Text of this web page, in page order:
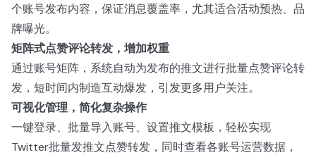
个账号发布内容，保证消息覆盖率，尤其适合活动预热、品
牌曝光。
矩阵式点赞评论转发，增加权重
通过账号矩阵，系统自动为发布的推文进行批量点赞评论转
发，短时间内制造互动爆发，引发更多用户关注。
可视化管理，简化复杂操作
一键登录、批量导入账号、设置推文模板，轻松实现
Twitter批量发推文点赞转发，同时查看各账号运营数据，